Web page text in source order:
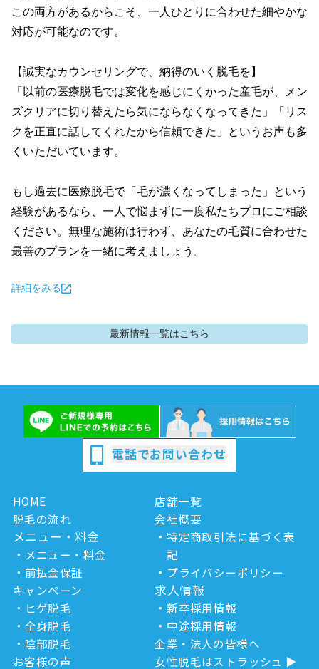
この両方があるからこそ、一人ひとりに合わせた細やかな
対応が可能なのです。
【誠実なカウンセリングで、納得のいく脱毛を】
「以前の医療脱毛では変化を感じにくかった産毛が、メン
ズクリアに切り替えたら気にならなくなってきた」「リス
クを正直に話してくれたから信頼できた」というお声も多
くいただいています。
もし過去に医療脱毛で「毛が濃くなってしまった」という
経験があるなら、一人で悩まずに一度私たちプロにご相談
ください。無理な施術は行わず、あなたの毛質に合わせた
最善のプランを一緒に考えましょう。
詳細をみる
最新情報一覧はこちら
電話でお問い合わせ
HOME
脱毛の流れ
メニュー・料金
メニュー・料金
前払金保証
キャンペーン
ヒゲ脱毛
全身脱毛
陰部脱毛
お客様の声
店舗一覧
会社概要
特定商取引法に基づく表
記
プライバシーポリシー
求人情報
新卒採用情報
中途採用情報
企業・法人の皆様へ
女性脱毛はストラッシュ